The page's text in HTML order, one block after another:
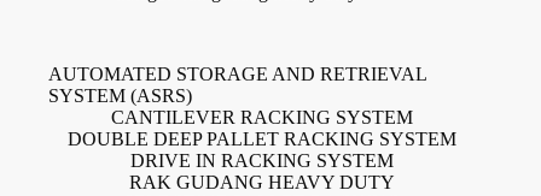
AUTOMATED STORAGE AND RETRIEVAL
SYSTEM (ASRS)
CANTILEVER RACKING SYSTEM
DOUBLE DEEP PALLET RACKING SYSTEM
DRIVE IN RACKING SYSTEM
RAK GUDANG HEAVY DUTY